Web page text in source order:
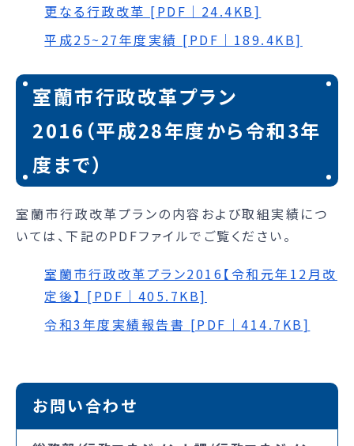
更なる行政改革 [PDF｜24.4KB]
平成25~27年度実績 [PDF｜189.4KB]
室蘭市行政改革プラン
2016（平成28年度から令和3年
度まで）
室蘭市行政改革プランの内容および取組実績につ
いては、下記のPDFファイルでご覧ください。
室蘭市行政改革プラン2016【令和元年12月改
定後】 [PDF｜405.7KB]
令和3年度実績報告書 [PDF｜414.7KB]
お問い合わせ